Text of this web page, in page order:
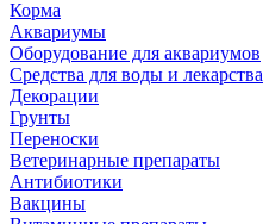
Корма
Аквариумы
Оборудование для аквариумов
Средства для воды и лекарства
Декорации
Грунты
Переноски
Ветеринарные препараты
Антибиотики
Вакцины